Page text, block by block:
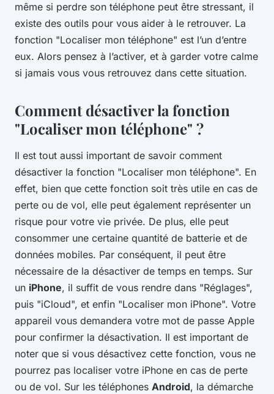
même si perdre son téléphone peut être stressant, il
existe des outils pour vous aider à le retrouver. La
fonction "Localiser mon téléphone" est l’un d’entre
eux. Alors pensez à l’activer, et à garder votre calme
si jamais vous vous retrouvez dans cette situation.
Comment désactiver la fonction
"Localiser mon téléphone" ?
Il est tout aussi important de savoir comment
désactiver la fonction "Localiser mon téléphone". En
effet, bien que cette fonction soit très utile en cas de
perte ou de vol, elle peut également représenter un
risque pour votre vie privée. De plus, elle peut
consommer une certaine quantité de batterie et de
données mobiles. Par conséquent, il peut être
nécessaire de la désactiver de temps en temps. Sur
un iPhone, il suffit de vous rendre dans "Réglages",
puis "iCloud", et enfin "Localiser mon iPhone". Votre
appareil vous demandera votre mot de passe Apple
pour confirmer la désactivation. Il est important de
noter que si vous désactivez cette fonction, vous ne
pourrez pas localiser votre iPhone en cas de perte
ou de vol. Sur les téléphones Android, la démarche